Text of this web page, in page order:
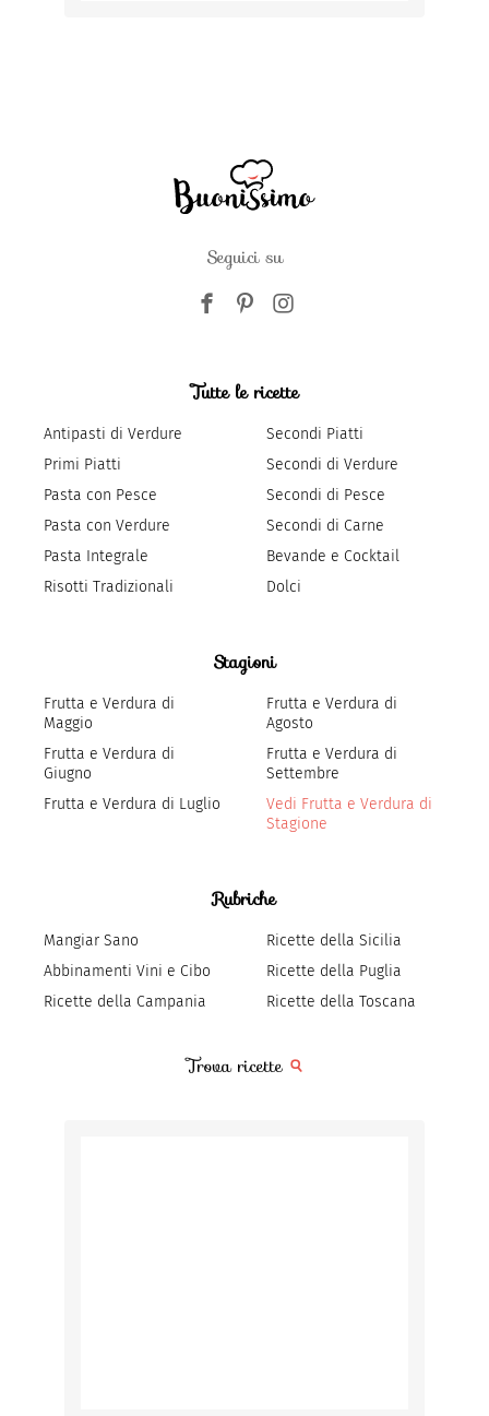
Seguici su
Tutte le ricette
Antipasti di Verdure
Primi Piatti
Pasta con Pesce
Pasta con Verdure
Pasta Integrale
Risotti Tradizionali
Secondi Piatti
Secondi di Verdure
Secondi di Pesce
Secondi di Carne
Bevande e Cocktail
Dolci
Stagioni
Frutta e Verdura di
Maggio
Frutta e Verdura di
Giugno
Frutta e Verdura di Luglio
Frutta e Verdura di
Agosto
Frutta e Verdura di
Settembre
Vedi Frutta e Verdura di
Stagione
Rubriche
Mangiar Sano
Abbinamenti Vini e Cibo
Ricette della Campania
Ricette della Sicilia
Ricette della Puglia
Ricette della Toscana
Trova ricette